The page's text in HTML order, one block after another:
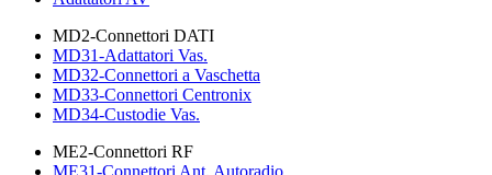
MD2-Connettori DATI
MD31-Adattatori Vas.
MD32-Connettori a Vaschetta
MD33-Connettori Centronix
MD34-Custodie Vas.
ME2-Connettori RF
ME31-Connettori Ant. Autoradio